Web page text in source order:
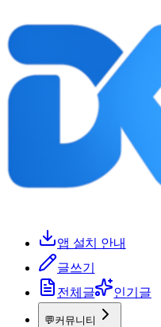
앱 설치 안내
글쓰기
전체글
인기글
💬커뮤니티